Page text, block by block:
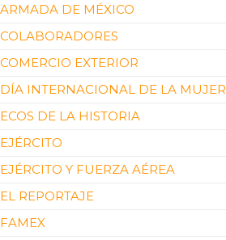
ARMADA DE MÉXICO
COLABORADORES
COMERCIO EXTERIOR
DÍA INTERNACIONAL DE LA MUJER
ECOS DE LA HISTORIA
EJÉRCITO
EJÉRCITO Y FUERZA AÉREA
EL REPORTAJE
FAMEX